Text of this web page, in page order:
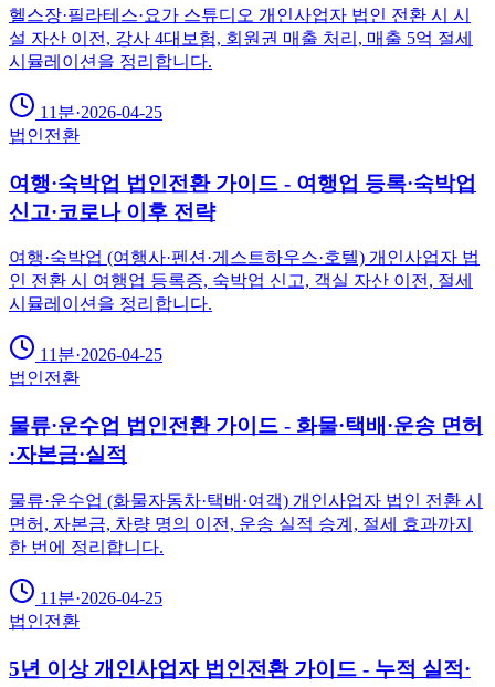
헬스장·필라테스·요가 스튜디오 개인사업자 법인 전환 시 시
설 자산 이전, 강사 4대보험, 회원권 매출 처리, 매출 5억 절세
시뮬레이션을 정리합니다.
11분·2026-04-25
법인전환
여행·숙박업 법인전환 가이드 - 여행업 등록·숙박업
신고·코로나 이후 전략
여행·숙박업 (여행사·펜션·게스트하우스·호텔) 개인사업자 법
인 전환 시 여행업 등록증, 숙박업 신고, 객실 자산 이전, 절세
시뮬레이션을 정리합니다.
11분·2026-04-25
법인전환
물류·운수업 법인전환 가이드 - 화물·택배·운송 면허
·자본금·실적
물류·운수업 (화물자동차·택배·여객) 개인사업자 법인 전환 시
면허, 자본금, 차량 명의 이전, 운송 실적 승계, 절세 효과까지
한 번에 정리합니다.
11분·2026-04-25
법인전환
5년 이상 개인사업자 법인전환 가이드 - 누적 실적·